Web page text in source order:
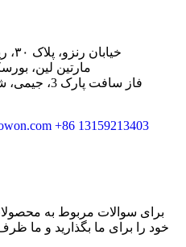
- خیابان رنزو، پلاک ۳۰، ریچموند هیل، انتاریو، کانادا
- ۵ مارتین لین،
‎+86 13159213403‎
برای سوالات مربوط به